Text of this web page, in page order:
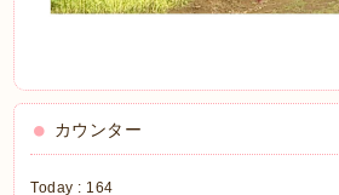
カウンター
Today : 164